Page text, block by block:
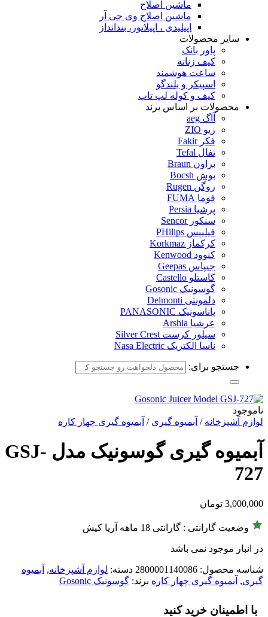
ماشین اصلاح
ماشین اصلاح وی جی آر
اپیلیدی ، اپیلاتور، بندانداز
سایر محصولات
پاور بانک
کیف زنانه
ساعت هوشمند
اسپیکر و بلندگو
کیف و کوله لپ تاپ
محصولات بر اساس برند
آاگ aeg
زیو ZIO
فکر Fakir
تفال Tefal
براون Braun
بوش Bocsh
روگن Rugen
فوما FUMA
پرشیا Persia
سنکور Sencor
فیلیپس PHilips
کرکماز Korkmaz
کنوود Kenwood
جیپاس Geepas
کاستلو Castello
گوسونیک Gosonic
دلمونتی Delmonti
پاناسونیک PANASONIC
عرشیا Arshia
سیلور کرست Silver Crest
ناسا الکتریک Nasa Electric
جستجو برای:
ناموجود
لوازم آشپزخانه / آبمیوه گیری / آبمیوه گیری چهار کاره
آبمیوه گیری گوسونیک مدل GSJ-
727
3,000,000 تومان
وضعیت گارانتی : گارانتی 18 ماهه آریا کیش
در انبار موجود نمی باشد
شناسه محصول: 2800001140086 دسته: لوازم آشپزخانه, آبمیوه
گیری, آبمیوه گیری چهار کاره برند: گوسونیک Gosonic
با اطمینان خرید کنید